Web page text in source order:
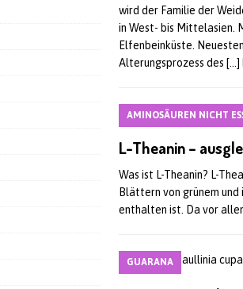
wird der Familie der
in West- bis Mittelasien.
Elfenbeinküste.
Alterungsprozess des […]
AMINOSÄUREN NICHT
L-Theanin –
Was ist L-Theanin? L-
Blättern von grünem und
enthalten ist. Da vor
GUARANA